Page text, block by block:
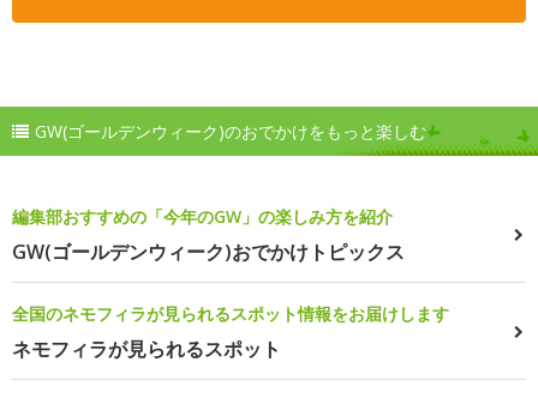
GW(ゴールデンウィーク)のおでかけをもっと楽しむ
編集部おすすめの「今年のGW」の楽しみ方を紹介
GW(ゴールデンウィーク)おでかけトピックス
全国のネモフィラが見られるスポット情報をお届けします
ネモフィラが見られるスポット